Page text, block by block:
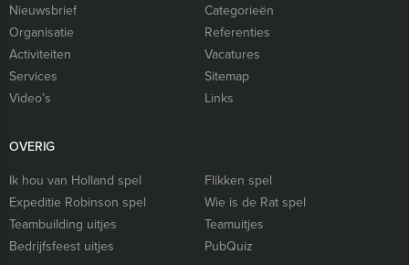
Nieuwsbrief
Categorieën
Organisatie
Referenties
Activiteiten
Vacatures
Services
Sitemap
Video’s
Links
OVERIG
Ik hou van Holland spel
Flikken spel
Expeditie Robinson spel
Wie is de Rat spel
Teambuilding uitjes
Teamuitjes
Bedrijfsfeest uitjes
PubQuiz